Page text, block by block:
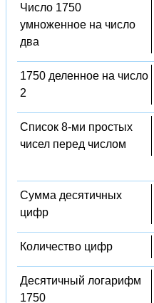
Число 1750
умноженное на число
два
1750 деленное на число
2
Список 8-ми простых
чисел перед числом
Сумма десятичных
цифр
Количество цифр
Десятичный логарифм
1750